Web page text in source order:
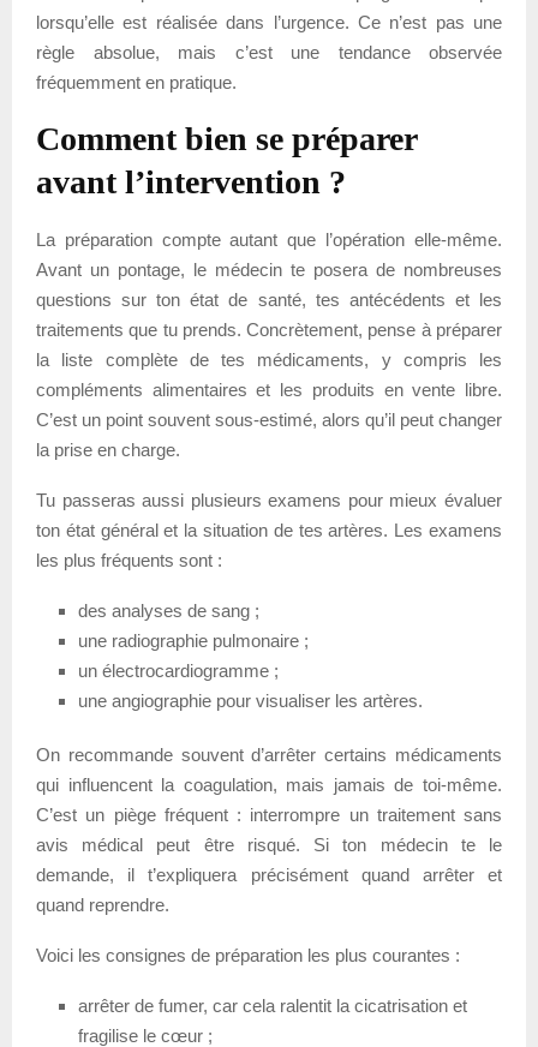
lorsqu’elle est réalisée dans l’urgence. Ce n’est pas une
règle absolue, mais c’est une tendance observée
fréquemment en pratique.
Comment bien se préparer
avant l’intervention ?
La préparation compte autant que l’opération elle-même.
Avant un pontage, le médecin te posera de nombreuses
questions sur ton état de santé, tes antécédents et les
traitements que tu prends. Concrètement, pense à préparer
la liste complète de tes médicaments, y compris les
compléments alimentaires et les produits en vente libre.
C’est un point souvent sous-estimé, alors qu’il peut changer
la prise en charge.
Tu passeras aussi plusieurs examens pour mieux évaluer
ton état général et la situation de tes artères. Les examens
les plus fréquents sont :
des analyses de sang ;
une radiographie pulmonaire ;
un électrocardiogramme ;
une angiographie pour visualiser les artères.
On recommande souvent d’arrêter certains médicaments
qui influencent la coagulation, mais jamais de toi-même.
C’est un piège fréquent : interrompre un traitement sans
avis médical peut être risqué. Si ton médecin te le
demande, il t’expliquera précisément quand arrêter et
quand reprendre.
Voici les consignes de préparation les plus courantes :
arrêter de fumer, car cela ralentit la cicatrisation et
fragilise le cœur ;